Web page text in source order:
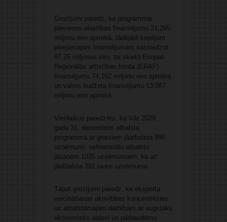
Grozījumi paredz, ka programmai
pievienos elastības finansējumu 21,265
miljonu eiro apmērā, tādējādi kopējam
pieejamajam finansējumam sasniedzot
87,25 miljonus eiro, tai skaitā Eiropas
Reģionālās attīstības fonda (ERAF)
finansējumu 74,162 miljonu eiro apmērā
un valsts budžeta finansējumu 13,087
miljonu eiro apmērā.
Vienlaikus paredzēts, ka līdz 2029.
gada 31. decembrim atbalsta
programmā ar grantiem jāatbalsta 990
uzņēmumi, nefinansiālu atbalstu
jāsaņem 1035 uzņēmumiem, kā arī
jāatbalsta 391 jauns uzņēmums.
Tāpat grozījumi paredz, ka eksporta
veicināšanas aktivitātes koncentrēsies
uz atbalstāmajām darbībām ar augstāku
ekonomisko atdevi un pārbaudāmu